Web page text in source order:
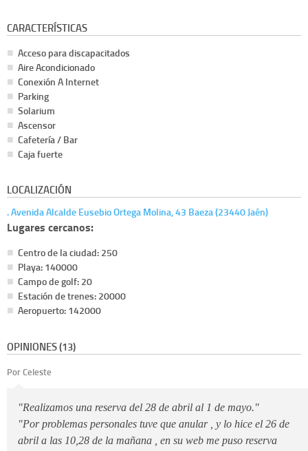
CARACTERÍSTICAS
Acceso para discapacitados
Aire Acondicionado
Conexión A Internet
Parking
Solarium
Ascensor
Cafetería / Bar
Caja fuerte
LOCALIZACIÓN
. Avenida Alcalde Eusebio Ortega Molina, 43 Baeza (23440 Jaén)
Lugares cercanos:
Centro de la ciudad: 250
Playa: 140000
Campo de golf: 20
Estación de trenes: 20000
Aeropuerto: 142000
OPINIONES (13)
Por Celeste
"Realizamos una reserva del 28 de abril al 1 de mayo."
"Por problemas personales tuve que anular , y lo hice el 26 de
abril a las 10,28 de la mañana , en su web me puso reserva